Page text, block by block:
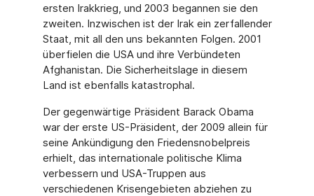
ersten Irakkrieg, und 2003 begannen sie den
zweiten. Inzwischen ist der Irak ein zerfallender
Staat, mit all den uns bekannten Folgen. 2001
überfielen die USA und ihre Verbündeten
Afghanistan. Die Sicherheitslage in diesem
Land ist ebenfalls katastrophal.
Der gegenwärtige Präsident Barack Obama
war der erste US-Präsident, der 2009 allein für
seine Ankündigung den Friedensnobelpreis
erhielt, das internationale politische Klima
verbessern und USA-Truppen aus
verschiedenen Krisengebieten abziehen zu